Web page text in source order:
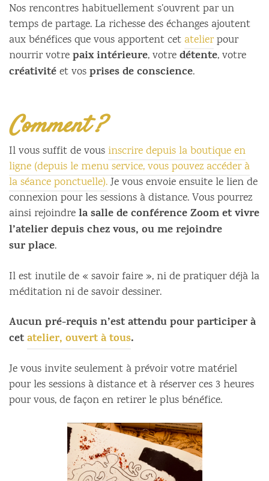
Nos rencontres habituellement s’ouvrent par un
temps de partage. La richesse des échanges ajoutent
aux bénéfices que vous apportent cetatelierpour
nourrir votrepaix intérieure, votredétente, votre
créativitéet vosprises de conscience.
Comment ?
Il vous suffit de vous inscrire depuis la boutique en
ligne (depuis le menu service, vous pouvez accéder à
la séance ponctuelle).Je vous envoie ensuite le lien de
connexion pour les sessions à distance. Vous pourrez
ainsi rejoindrela salle de conférence Zoom et vivre
l’atelier depuis chez vous, ou me rejoindre
surplace.
Il est inutile de « savoir faire », ni de pratiquer déjà la
méditation ni de savoir dessiner.
Aucun pré-requis n’est attendu pour participer à
cetatelier, ouvert à tous.
Je vous invite seulement à prévoir votre matériel
pour les sessions à distance et à réserver ces 3 heures
pour vous, de façon en retirer le plus bénéfice.